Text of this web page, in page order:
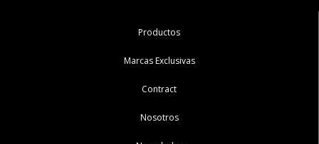
Productos
Marcas Exclusivas
Contract
Nosotros